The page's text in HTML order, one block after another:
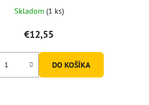
Skladom (1 ks)
€12,55
DO KOŠÍKA